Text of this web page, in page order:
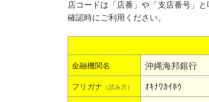
店コードは「店番」や「支店番号」
確認時にご利用ください。
金融機関名 沖縄海邦銀行
フリガナ （読み方） ｵｷﾅﾜｶｲﾎｳ